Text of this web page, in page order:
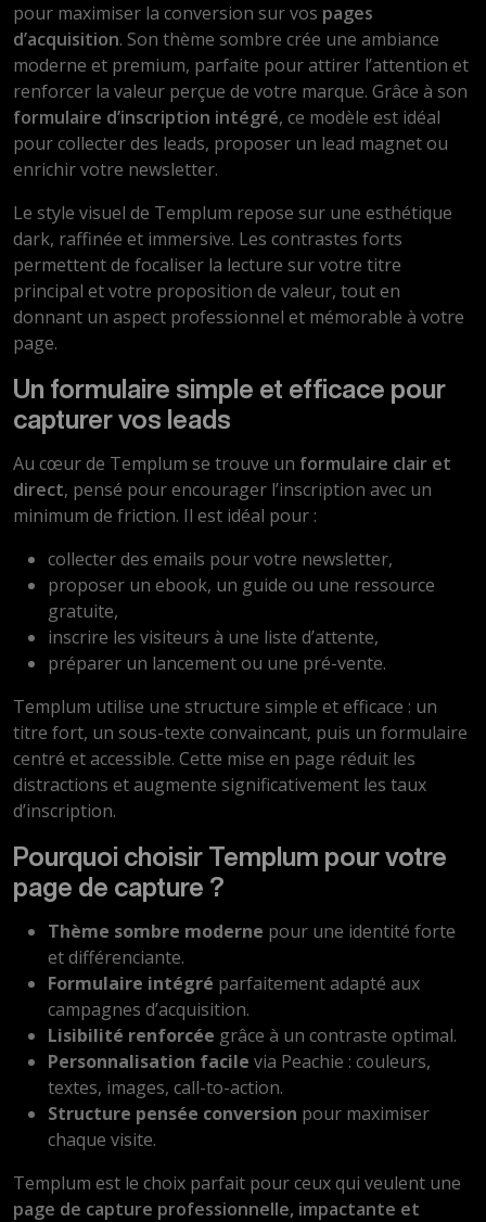
pour maximiser la conversion sur vos pages
d’acquisition. Son thème sombre crée une ambiance
moderne et premium, parfaite pour attirer l’attention et
renforcer la valeur perçue de votre marque. Grâce à son
formulaire d’inscription intégré, ce modèle est idéal
pour collecter des leads, proposer un lead magnet ou
enrichir votre newsletter.
Le style visuel de Templum repose sur une esthétique
dark, raffinée et immersive. Les contrastes forts
permettent de focaliser la lecture sur votre titre
principal et votre proposition de valeur, tout en
donnant un aspect professionnel et mémorable à votre
page.
Un formulaire simple et efficace pour
capturer vos leads
Au cœur de Templum se trouve un formulaire clair et
direct, pensé pour encourager l’inscription avec un
minimum de friction. Il est idéal pour :
collecter des emails pour votre newsletter,
proposer un ebook, un guide ou une ressource
gratuite,
inscrire les visiteurs à une liste d’attente,
préparer un lancement ou une pré-vente.
Templum utilise une structure simple et efficace : un
titre fort, un sous-texte convaincant, puis un formulaire
centré et accessible. Cette mise en page réduit les
distractions et augmente significativement les taux
d’inscription.
Pourquoi choisir Templum pour votre
page de capture ?
Thème sombre moderne pour une identité forte
et différenciante.
Formulaire intégré parfaitement adapté aux
campagnes d’acquisition.
Lisibilité renforcée grâce à un contraste optimal.
Personnalisation facile via Peachie : couleurs,
textes, images, call-to-action.
Structure pensée conversion pour maximiser
chaque visite.
Templum est le choix parfait pour ceux qui veulent une
page de capture professionnelle, impactante et